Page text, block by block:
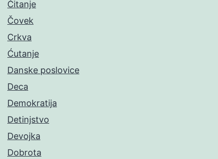
Čitanje
Čovek
Crkva
Ćutanje
Danske poslovice
Deca
Demokratija
Detinjstvo
Devojka
Dobrota